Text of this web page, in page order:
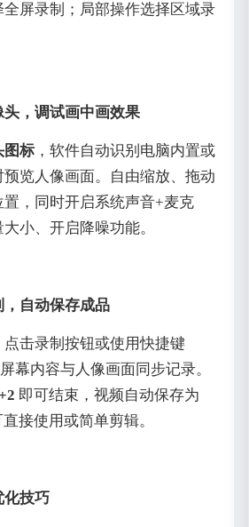
全屏录制；局部操作选择区域录
，调试画中画效果
图标，软件自动识别电脑内置或
览人像画面。自由缩放、拖动
置，同时开启系统声音+麦克
小、开启降噪功能。
自动保存成品
击录制按钮或使用快捷键
幕内容与人像画面同步记录。
即可结束，视频自动保存为
接使用或简单剪辑。
化技巧